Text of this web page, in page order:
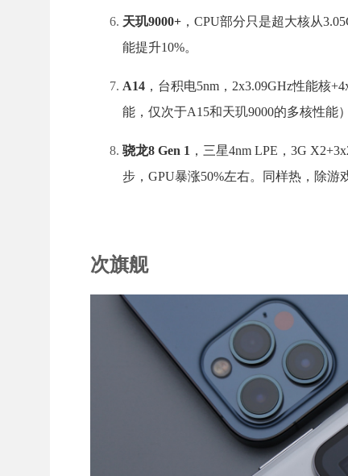
天玑9000+ ，CPU部分只是超大核从
能提升10%。
A14 ，台积电5nm，2x3.09GHz性能核
能，仅次于A15和天玑9000的多核性能）
骁龙8 Gen 1 ，三星4nm LPE，3G
步，GPU暴涨50%左右。同样热，除游
次旗舰